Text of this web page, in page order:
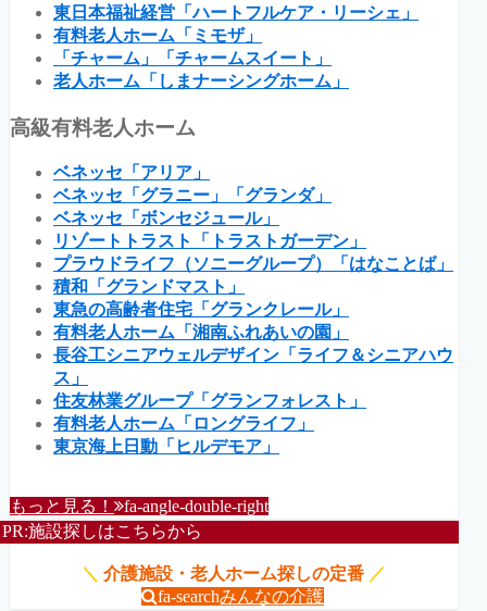
東日本福祉経営「ハートフルケア・リーシェ」
有料老人ホーム「ミモザ」
「チャーム」「チャームスイート」
老人ホーム「しまナーシングホーム」
高級有料老人ホーム
ベネッセ「アリア」
ベネッセ「グラニー」「グランダ」
ベネッセ「ボンセジュール」
リゾートトラスト「トラストガーデン」
プラウドライフ（ソニーグループ）「はなことば」
積和「グランドマスト」
東急の高齢者住宅「グランクレール」
有料老人ホーム「湘南ふれあいの園」
長谷工シニアウェルデザイン「ライフ＆シニアハウ
ス」
住友林業グループ「グランフォレスト」
有料老人ホーム「ロングライフ」
東京海上日動「ヒルデモア」
もっと見る！ fa-angle-double-right
PR:施設探しはこちらから
＼ 介護施設・老人ホーム探しの定番 ／
fa-searchみんなの介護